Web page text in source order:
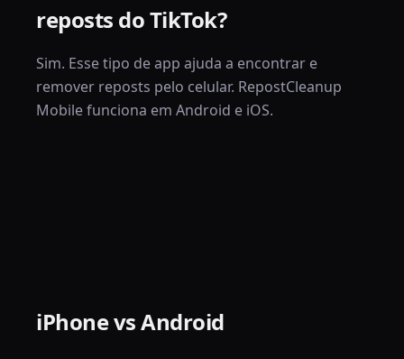
reposts do TikTok?
Sim. Esse tipo de app ajuda a encontrar e
remover reposts pelo celular. RepostCleanup
Mobile funciona em Android e iOS.
iPhone vs Android